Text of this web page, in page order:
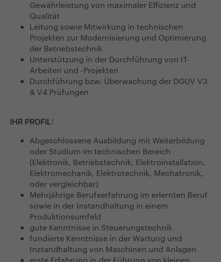
Gewährleistung von maximaler Effizienz und
Qualität
Leitung sowie Mitwirkung in technischen
Projekten zur Modernisierung und Optimierung
der Betriebstechnik
Unterstützung in der Durchführung von IT-
Arbeiten und -Projekten
Durchführung bzw. Überwachung der DGUV V3
& V4 Prüfungen
IHR PROFIL:
Abgeschlossene Ausbildung mit Weiterbildung
oder Studium im technischen Bereich
(Elektronik, Betriebstechnik, Elektroinstallation,
Elektromechanik, Elektrotechnik, Mechatronik,
oder vergleichbar)
Mehrjährige Berufserfahrung im erlernten Beruf
sowie in der Instandhaltung in einem
Produktionsumfeld
gute Kenntnisse in Steuerungstechnik
fundierte Kenntnisse in der Wartung und
Instandhaltung von Maschinen und Anlagen
erste Erfahrung in der Führung von kleinen